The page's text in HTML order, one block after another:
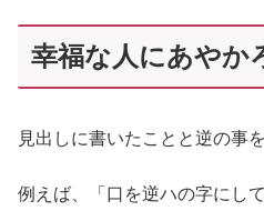
幸福な人にあやか
見出しに書いたことと逆の事
例えば、「口を逆ハの字にし